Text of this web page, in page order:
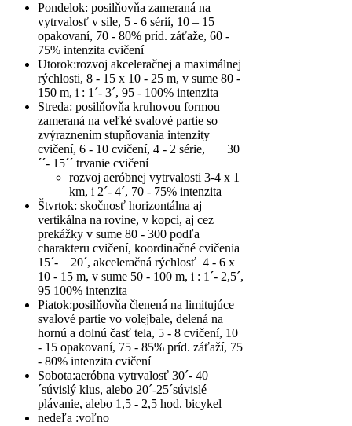
Pondelok: posilňovňa zameraná na
vytrvalosť v sile, 5 - 6 sérií, 10 – 15
opakovaní, 70 - 80% príd. záťaže, 60 -
75% intenzita cvičení
Utorok:rozvoj akceleračnej a maximálnej
rýchlosti, 8 - 15 x 10 - 25 m, v sume 80 -
150 m, i : 1´- 3´, 95 - 100% intenzita
Streda: posilňovňa kruhovou formou
zameraná na veľké svalové partie so
zvýraznením stupňovania intenzity
cvičení, 6 - 10 cvičení, 4 - 2 série, 30
´´- 15´´ trvanie cvičení
rozvoj aeróbnej vytrvalosti 3-4 x 1
km, i 2´- 4´, 70 - 75% intenzita
Štvrtok: skočnosť horizontálna aj
vertikálna na rovine, v kopci, aj cez
prekážky v sume 80 - 300 podľa
charakteru cvičení, koordinačné cvičenia
15´- 20´, akceleračná rýchlosť 4 - 6 x
10 - 15 m, v sume 50 - 100 m, i : 1´- 2,5´,
95 100% intenzita
Piatok:posilňovňa členená na limitujúce
svalové partie vo volejbale, delená na
hornú a dolnú časť tela, 5 - 8 cvičení, 10
- 15 opakovaní, 75 - 85% príd. záťaží, 75
- 80% intenzita cvičení
Sobota:aeróbna vytrvalosť 30´- 40
´súvislý klus, alebo 20´-25´súvislé
plávanie, alebo 1,5 - 2,5 hod. bicykel
nedeľa :voľno